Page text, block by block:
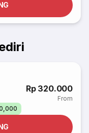
Rp 320.000
From